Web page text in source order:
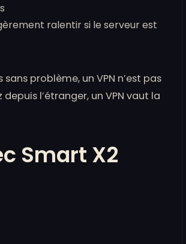
ralentir si le serveur est
problème, un VPN n’est pas
l’étranger, un VPN vaut la
Smart X2